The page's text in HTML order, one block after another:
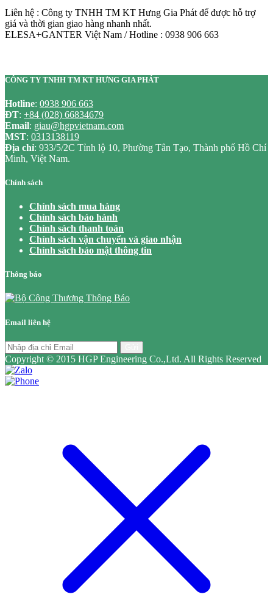
Liên hệ : Công ty TNHH TM KT Hưng Gia Phát để được hỗ trợ
giá và thời gian giao hàng nhanh nhất.
ELESA+GANTER Việt Nam / Hotline : 0938 906 663
CÔNG TY TNHH TM KT HƯNG GIA PHÁT
Hotline: 0938 906 663
ĐT: +84 (028) 66834679
Email: giau@hgpvietnam.com
MST: 0313138119
Địa chỉ: 933/5/2C Tỉnh lộ 10, Phường Tân Tạo, Thành phố Hồ Chí
Minh, Việt Nam.
Chính sách
Chính sách mua hàng
Chính sách bảo hành
Chính sách thanh toán
Chính sách vận chuyển và giao nhận
Chính sách bảo mật thông tin
Thông báo
Email liên hệ
Copyright © 2015 HGP Engineering Co.,Ltd. All Rights Reserved